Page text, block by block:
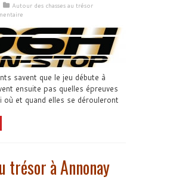
Autour des chasses au trésor
savent que le jeu débute à
ensuite pas quelles épreuves
où et quand elles se dérouleront
trésor à Annonay